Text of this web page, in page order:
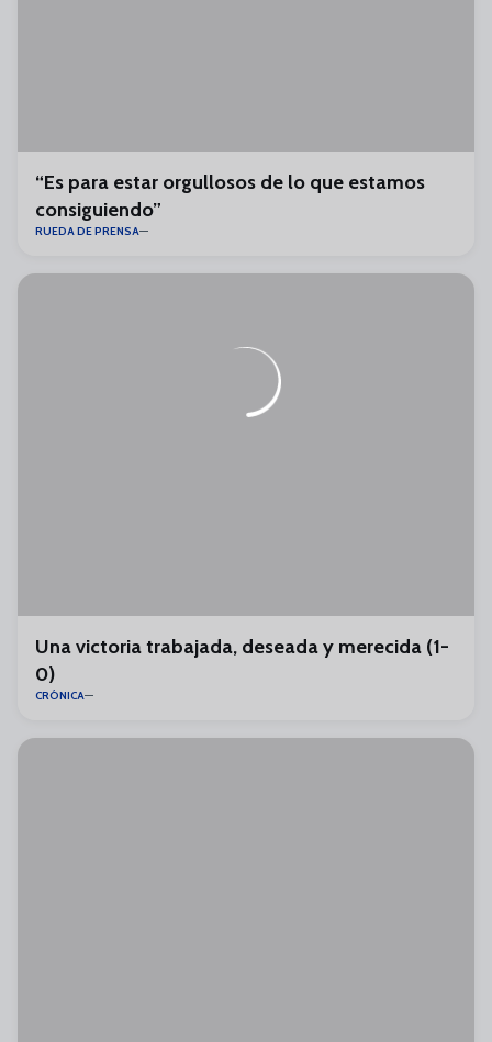
“Es para estar orgullosos de lo que estamos
consiguiendo”
RUEDA DE PRENSA
Una victoria trabajada, deseada y merecida (1-
0)
CRÓNICA